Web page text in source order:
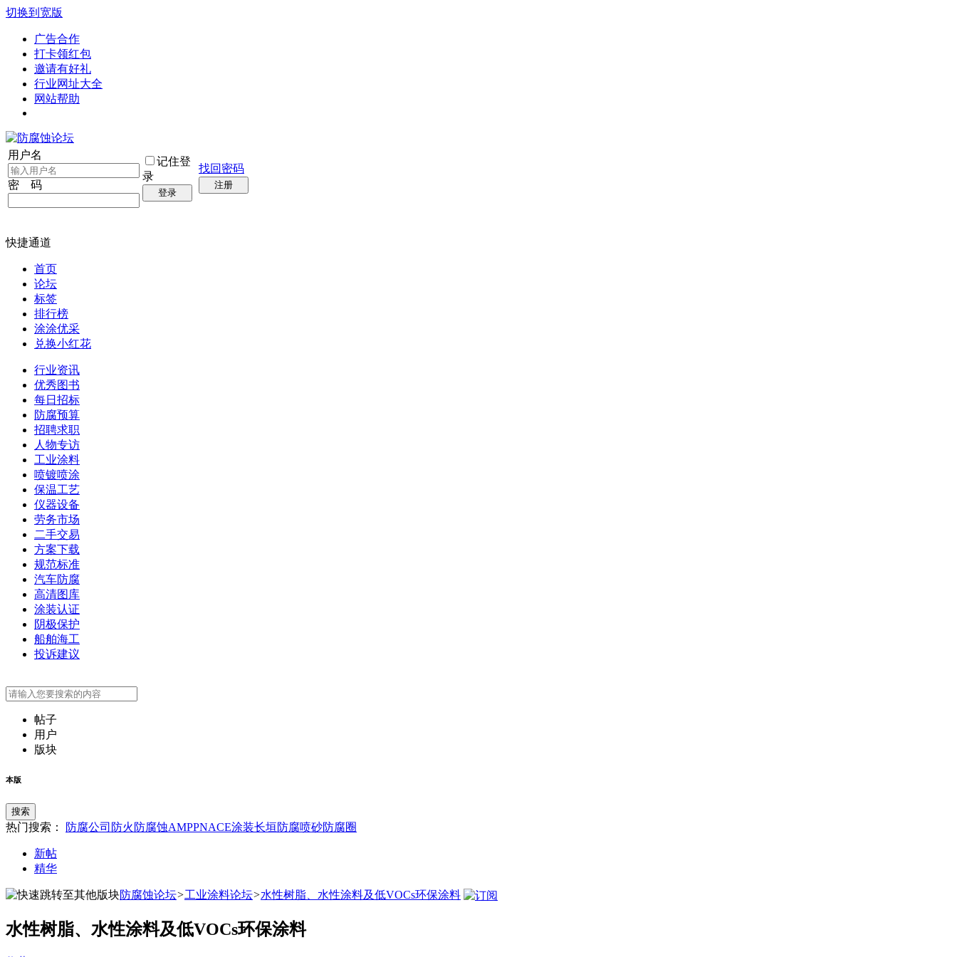
切换到宽版
广告合作
打卡领红包
邀请有好礼
行业网址大全
网站帮助
用户名
密 码
记住登
录
登录
找回密码
注册
快捷通道
首页
论坛
标签
排行榜
涂涂优采
兑换小红花
行业资讯
优秀图书
每日招标
防腐预算
招聘求职
人物专访
工业涂料
喷镀喷涂
保温工艺
仪器设备
劳务市场
二手交易
方案下载
规范标准
汽车防腐
高清图库
涂装认证
阴极保护
船舶海工
投诉建议
帖子
用户
版块
本版
搜索
热门搜索： 防腐公司 防火 防腐蚀AMPPNACE涂装长垣防腐喷砂防腐圈
新帖
精华
防腐蚀论坛>工业涂料论坛>水性树脂、水性涂料及低VOCs环保涂料
水性树脂、水性涂料及低VOCs环保涂料